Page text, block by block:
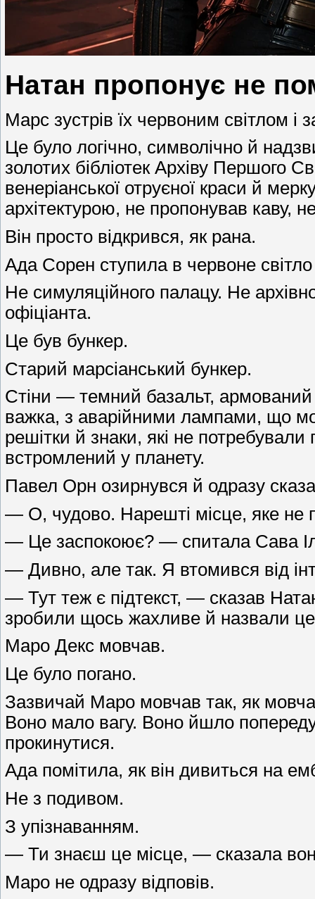
Натан пропонує не
Марс зустрів їх червоним світлом і
Це було логічно, символічно й
золотих бібліотек Архіву Першого
венеріанської отруєної краси й
архітектурою, не пропонував каву,
Він просто відкрився, як рана.
Ада Сорен ступила в червоне
Не симуляційного палацу. Не
офіціанта.
Це був бункер.
Старий марсіанський бункер.
Стіни — темний базальт,
важка, з аварійними лампами, що
решітки й знаки, які не
встромлений у планету.
Павел Орн озирнувся й одразу
— О, чудово. Нарешті місце, яке не
— Це заспокоює? — спитала Сава
— Дивно, але так. Я втомився від
— Тут теж є підтекст, — сказав
зробили щось жахливе й назвали це
Маро Декс мовчав.
Це було погано.
Зазвичай Маро мовчав так, як
Воно мало вагу. Воно йшло
прокинутися.
Ада помітила, як він дивиться на
Не з подивом.
З упізнаванням.
— Ти знаєш це місце, — сказала
Маро не одразу відповів.